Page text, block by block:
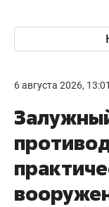
6 августа 2026, 13:01